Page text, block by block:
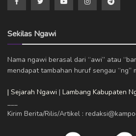
Sekilas Ngawi
Nama ngawi berasal dari “awi” atau
mendapat tambahan huruf sengau “ng”
| Sejarah Ngawi | Lambang Kabupaten
Kirim Berita/Rilis/Artikel :